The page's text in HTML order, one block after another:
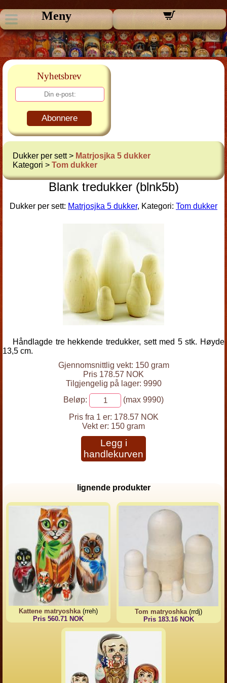
Meny
Nyhetsbrev
Abonnere
Dukker per sett > Matrjosjka 5 dukker
Kategori > Tom dukker
Blank tredukker (blnk5b)
Dukker per sett: Matrjosjka 5 dukker, Kategori: Tom dukker
Håndlagde tre hekkende tredukker, sett med 5 stk. Høyde
13,5 cm.
Gjennomsnittlig vekt: 150 gram
Pris 178.57 NOK
Tilgjengelig på lager: 9990
Beløp:
(max 9990)
Pris fra 1 er: 178.57 NOK
Vekt er: 150 gram
Legg i
handlekurven
lignende produkter
Kattene matryoshka(rreh)
Pris 560.71 NOK
Tom matryoshka(rrdj)
Pris 183.16 NOK